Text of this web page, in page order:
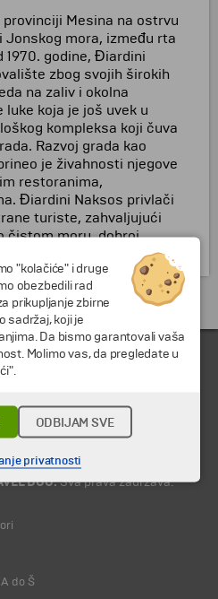
Mesina na ostrvu
mora, između rta
1970. godine, Điardini
zbog svojih širokih
na zaliv i okolna
koja je još uvek u
kompleksa koji čuva
Razvoj grada kao
je živahnosti njegove
restoranima,
Điardini Naksos privlači
turiste, zahvaljujući
čistom moru, dobroj
do Italija »
DOO.Sva prava zadržava.
do Š
"kolačiće" i druge
obezbedili rad
prikupljanje zbirne
sadržaj, koji je
Da bismo garantovali vaša
Molimo vas, da pregledate u
ODBIJAM SVE
privatnosti